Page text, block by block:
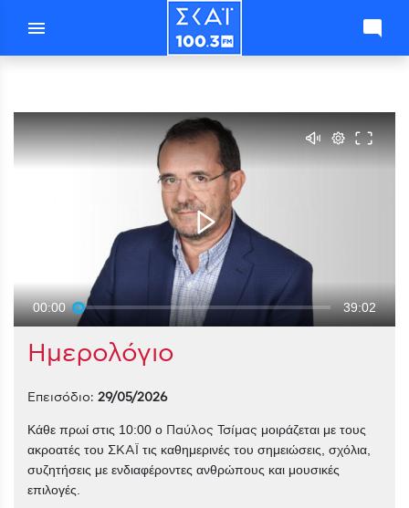
menu mode_comment
00:00 39:02
Ημερολόγιο
Επεισόδιο: 29/05/2026
Κάθε πρωί στις 10:00 ο Παύλος Τσίμας μοιράζεται με τους
ακροατές του ΣΚΑΪ τις καθημερινές του σημειώσεις, σχόλια,
συζητήσεις με ενδιαφέροντες ανθρώπους και μουσικές
επιλογές.